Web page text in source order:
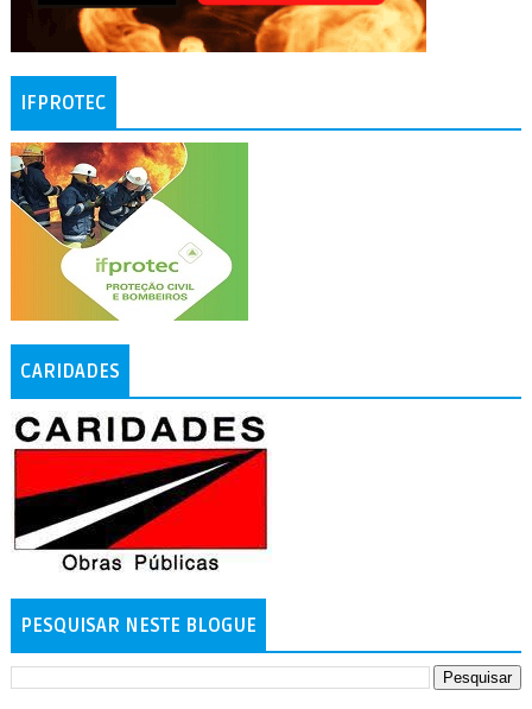
IFPROTEC
CARIDADES
PESQUISAR NESTE BLOGUE